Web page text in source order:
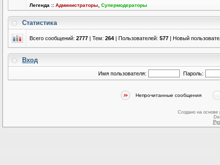
Легенда :: Администраторы Супермодераторы
Статистика
Всего сообщений: 2777 | Тем: 264 | Пользователей: 577 | Новый
Вход
Имя пользователя: Пароль:
Непрочитанные сообщения
Создано на основе